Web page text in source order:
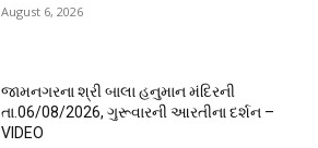
August 6, 2026
જામનગરના શ્રી બાલા હનુમાન મંદિરની
તા.06/08/2026, ગુરૂવારની આરતીના દર્શન –
VIDEO